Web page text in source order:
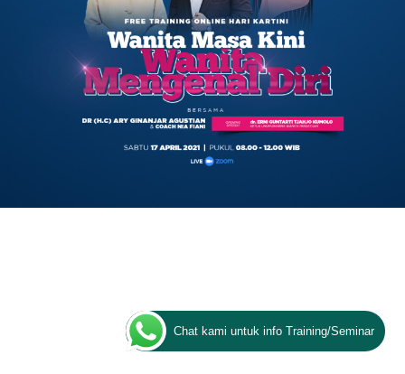
Chat kami untuk info Training/Seminar